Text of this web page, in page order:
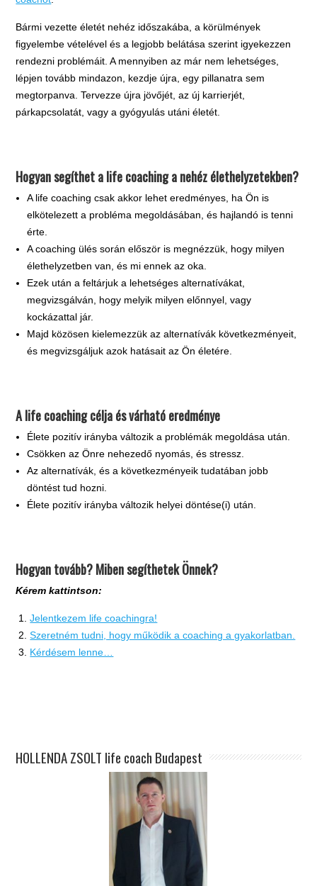
Bármi vezette életét nehéz időszakába, a körülmények
figyelembe vételével és a legjobb belátása szerint igyekezzen
rendezni problémáit. A mennyiben az már nem lehetséges,
lépjen tovább mindazon, kezdje újra, egy pillanatra sem
megtorpanva. Tervezze újra jövőjét, az új karrierjét,
párkapcsolatát, vagy a gyógyulás utáni életét.
Hogyan segíthet a life coaching a nehéz élethelyzetekben?
A life coaching csak akkor lehet eredményes, ha Ön is
elkötelezett a probléma megoldásában, és hajlandó is tenni
érte.
A coaching ülés során először is megnézzük, hogy milyen
élethelyzetben van, és mi ennek az oka.
Ezek után a feltárjuk a lehetséges alternatívákat,
megvizsgálván, hogy melyik milyen előnnyel, vagy
kockázattal jár.
Majd közösen kielemezzük az alternatívák következményeit,
és megvizsgáljuk azok hatásait az Ön életére.
A life coaching célja és várható eredménye
Élete pozitív irányba változik a problémák megoldása után.
Csökken az Önre nehezedő nyomás, és stressz.
Az alternatívák, és a következményeik tudatában jobb
döntést tud hozni.
Élete pozitív irányba változik helyei döntése(i) után.
Hogyan tovább? Miben segíthetek Önnek?
Kérem kattintson:
Jelentkezem life coachingra!
Szeretném tudni, hogy működik a coaching a gyakorlatban.
Kérdésem lenne…
HOLLENDA ZSOLT life coach Budapest